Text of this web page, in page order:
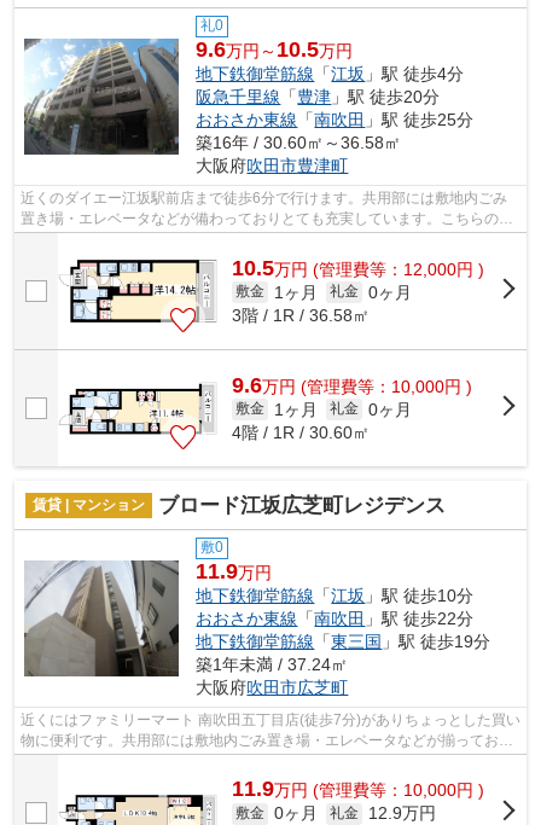
礼0
9.6万円～ 10.5万円
地下鉄御堂筋線 「江坂 」駅 徒歩4分
阪急千里線 「豊津 」駅 徒歩20分
おおさか東線 「南吹田 」駅 徒歩25分
築16年 / 30.60㎡～36.58㎡
大阪府吹田市豊津町
近くのダイエー江坂駅前店まで徒歩6分で行けます。共用部には敷地内ごみ
置き場・エレベータなどが備わっておりとても充実しています。こちらの物
10.5万円 (管理費等：12,000円 )
敷金 1ヶ月 礼金 0ヶ月
3階 / 1R / 36.58㎡
9.6万円 (管理費等：10,000円 )
敷金 1ヶ月 礼金 0ヶ月
4階 / 1R / 30.60㎡
賃貸 | マンション ブロード江坂広芝町レジデンス
敷0
11.9万円
地下鉄御堂筋線 「江坂 」駅 徒歩10分
おおさか東線 「南吹田 」駅 徒歩22分
地下鉄御堂筋線 「東三国 」駅 徒歩19分
築1年未満 / 37.24㎡
大阪府吹田市広芝町
近くにはファミリーマート 南吹田五丁目店(徒歩7分)がありちょっとした買い
物に便利です。共用部には敷地内ごみ置き場・エレベータなどが揃ってお
り、とても充実しています。近くに駅...
11.9万円 (管理費等：10,000円 )
敷金 0ヶ月 礼金
12.9万円